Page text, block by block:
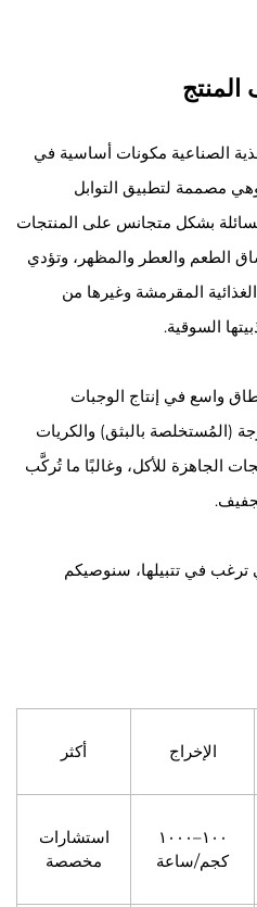
الصناعية مكونات أساسية في
مصممة لتطبيق التوابل
بشكل متجانس على المنتجات
الطعم والعطر والمظهر، وتؤدي
المقرمشة وغيرها من
السوقية.
واسع في إنتاج الوجبات
(المُستخلصة بالبثق) والكريات
الجاهزة للأكل، وغالبًا ما تُركَّب
ترغب في تتبيلها، سنوصيكم
الإخراج أكثر
١٠٠–١٠٠٠
كجم/ساعة
استشارات
مخصصة